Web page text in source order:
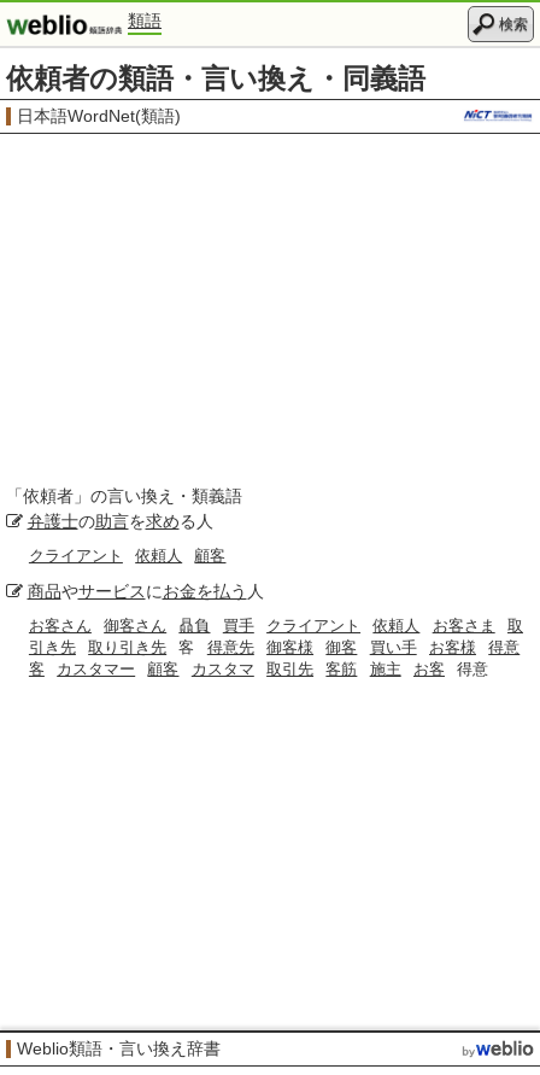
類語 検索
依頼者の類語・言い換え・同義語
日本語WordNet(類語)
「依頼者 」の言い換え・類義語
弁護士の助言を求める人
クライアント 依頼人 顧客
商品やサービスにお金を払う 人
お客さん 御客さん 贔負 買手 クライアント 依頼人 お客さま
取
引き先
取り引き先 客 得意先 御客様 御客 買い手 お客様
得意
客
カスタマー 顧客 カスタマ 取引先 客筋 施主 お客 得意
Weblio類語・言い換え辞書